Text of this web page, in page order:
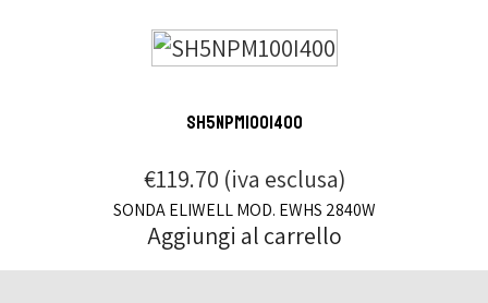
Aggiungi al carrello
SH5NPM100I400
€119.70 (iva esclusa)
SONDA ELIWELL MOD. EWHS 2840W